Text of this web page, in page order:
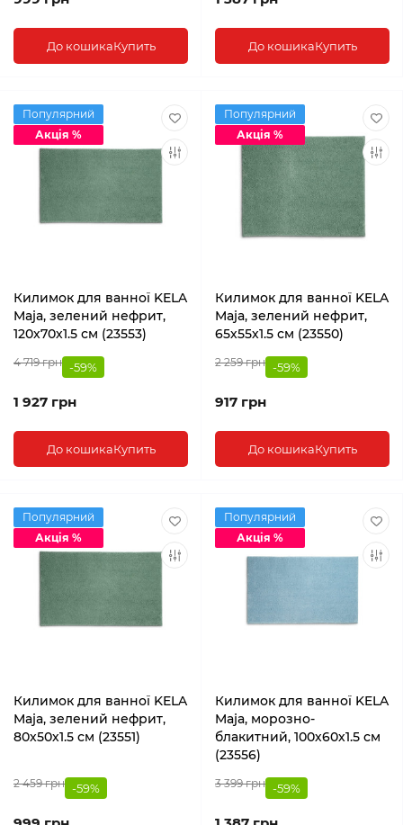
До кошикаКупить До кошикаКупить
Популярний
Акція %
Килимок для ванної KELA
Maja, зелений нефрит,
120х70х1.5 см (23553)
4 719 грн -59%
1 927 грн
До кошикаКупить
Популярний
Акція %
Килимок для ванної KELA
Maja, зелений нефрит,
65х55х1.5 см (23550)
2 259 грн -59%
917 грн
До кошикаКупить
Популярний
Акція %
Килимок для ванної KELA
Maja, зелений нефрит,
80х50х1.5 см (23551)
2 459 грн -59%
Популярний
Акція %
Килимок для ванної KELA
Maja, морозно-
блакитний, 100х60х1.5 см
(23556)
3 399 грн -59%